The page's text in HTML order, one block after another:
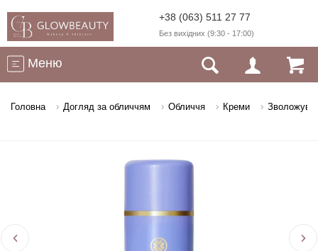
+38 (063) 511 27 77
Без вихідних (9:30 - 17:00)
Меню
Головна Догляд за обличчям Обличчя Креми